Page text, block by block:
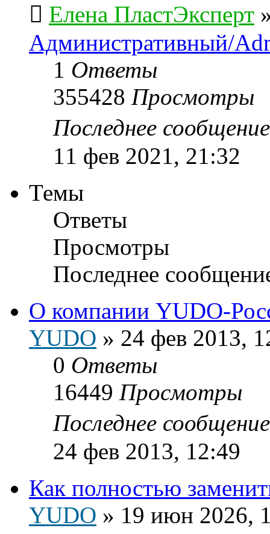
Елена ПластЭксперт
Административный/
1 Ответы
355428 Просмотры
Последнее
11 фев 2021, 21:32
Темы
Ответы
Просмотры
Последнее
О компании YUDO-
YUDO » 24 фев 2013,
0 Ответы
16449 Просмотры
Последнее
24 фев 2013, 12:49
Как полностью
YUDO » 19 июн 2026,